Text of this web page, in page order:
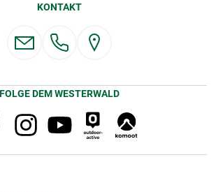
KONTAKT
FOLGE DEM WESTERWALD